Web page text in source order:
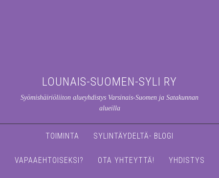
LOUNAIS-SUOMEN-SYLI RY
Syömishäiriöliiton alueyhdistys Varsinais-Suomen ja Satakunnan
alueilla
TOIMINTA SYLINTÄYDELTÄ- BLOGI
VAPAAEHTOISEKSI? OTA YHTEYTTÄ! YHDISTYS